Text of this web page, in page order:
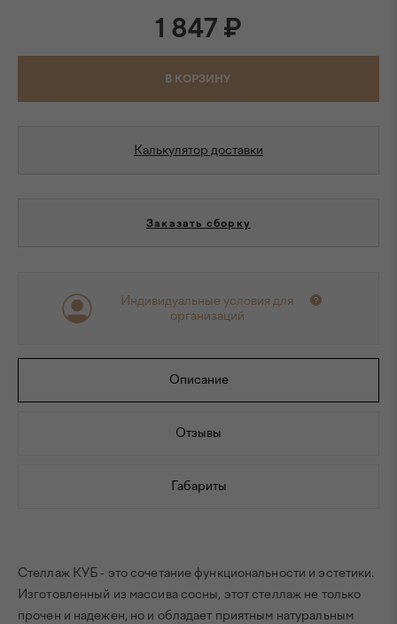
1 847 ₽
В КОРЗИНУ
Калькулятор доставки
Заказать сборку
Индивидуальные условия для
организаций
Описание
Отзывы
Габариты
Стеллаж КУБ - это сочетание функциональности и эстетики.
Изготовленный из массива сосны, этот стеллаж не только
прочен и надежен, но и обладает приятным натуральным